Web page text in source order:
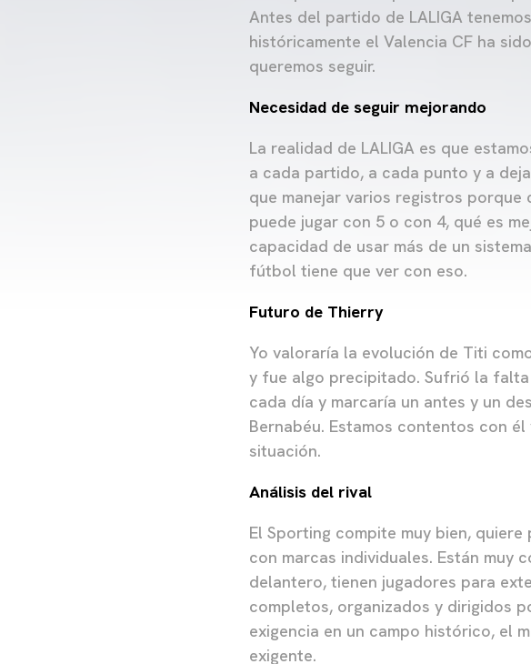
Antes del partido de LALIGA
históricamente el Valencia CF ha
queremos seguir.
Necesidad de seguir mejorando
La realidad de LALIGA es que
a cada partido, a cada punto y a
que manejar varios registros porque
puede jugar con 5 o con 4, qué es
capacidad de usar más de un
fútbol tiene que ver con eso.
Futuro de Thierry
Yo valoraría la evolución de Titi
y fue algo precipitado. Sufrió la
cada día y marcaría un antes y un
Bernabéu. Estamos contentos con
situación.
Análisis del rival
El Sporting compite muy bien,
con marcas individuales. Están muy
delantero, tienen jugadores para
completos, organizados y dirigidos
exigencia en un campo histórico, el
exigente.